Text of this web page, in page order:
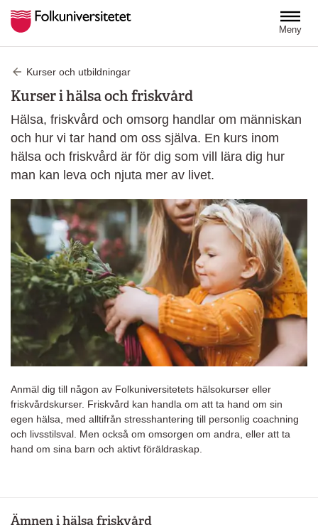
Meny
Kurser och utbildningar
Kurser i hälsa och friskvård
Hälsa, friskvård och omsorg handlar om människan
och hur vi tar hand om oss själva. En kurs inom
hälsa och friskvård är för dig som vill lära dig hur
man kan leva och njuta mer av livet.
Anmäl dig till någon av Folkuniversitetets hälsokurser eller
friskvårdskurser. Friskvård kan handla om att ta hand om sin
egen hälsa, med alltifrån stresshantering till personlig coachning
och livsstilsval. Men också om omsorgen om andra, eller att ta
hand om sina barn och aktivt föräldraskap.
Ämnen i hälsa friskvård